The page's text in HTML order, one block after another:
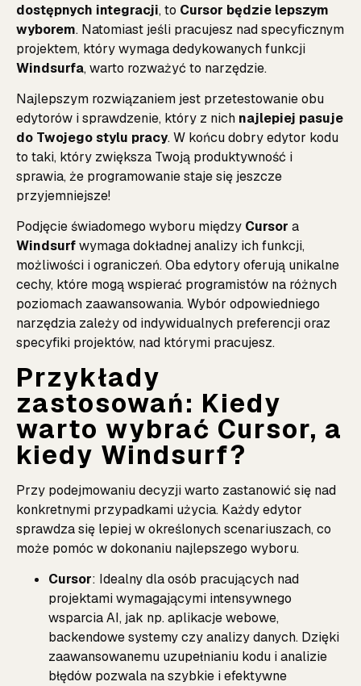
dostępnych integracji, to Cursor będzie lepszym
wyborem. Natomiast jeśli pracujesz nad specyficznym
projektem, który wymaga dedykowanych funkcji
Windsurfa, warto rozważyć to narzędzie.
Najlepszym rozwiązaniem jest przetestowanie obu
edytorów i sprawdzenie, który z nich najlepiej pasuje
do Twojego stylu pracy. W końcu dobry edytor kodu
to taki, który zwiększa Twoją produktywność i
sprawia, że programowanie staje się jeszcze
przyjemniejsze!
Podjęcie świadomego wyboru między Cursor a
Windsurfwymaga dokładnej analizy ich funkcji,
możliwości i ograniczeń. Oba edytory oferują unikalne
cechy, które mogą wspierać programistów na różnych
poziomach zaawansowania. Wybór odpowiedniego
narzędzia zależy od indywidualnych preferencji oraz
specyfiki projektów, nad którymi pracujesz.
Przykłady
zastosowań: Kiedy
warto wybrać Cursor, a
kiedy Windsurf?
Przy podejmowaniu decyzji warto zastanowić się nad
konkretnymi przypadkami użycia. Każdy edytor
sprawdza się lepiej w określonych scenariuszach, co
może pomóc w dokonaniu najlepszego wyboru.
Cursor: Idealny dla osób pracujących nad
projektami wymagającymi intensywnego
wsparcia AI, jak np. aplikacje webowe,
backendowe systemy czy analizy danych. Dzięki
zaawansowanemu uzupełnianiu kodu i analizie
błędów pozwala na szybkie i efektywne